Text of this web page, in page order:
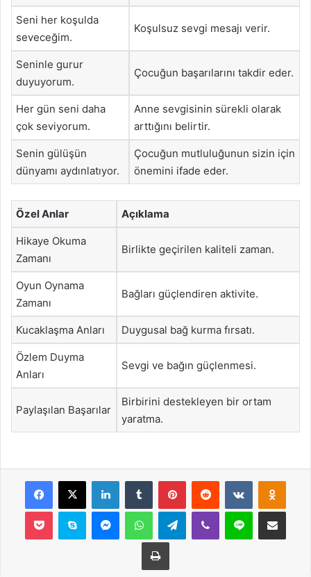
Seni her koşulda
seveceğim.
Koşulsuz sevgi mesajı verir.
Seninle gurur
duyuyorum.
Çocuğun başarılarını takdir eder.
Her gün seni daha
çok seviyorum.
Anne sevgisinin sürekli olarak
arttığını belirtir.
Senin gülüşün
dünyamı aydınlatıyor.
Çocuğun mutluluğunun sizin için
önemini ifade eder.
Özel Anlar Açıklama
Hikaye Okuma
Zamanı
Birlikte geçirilen kaliteli zaman.
Oyun Oynama
Zamanı
Bağları güçlendiren aktivite.
Kucaklaşma Anları Duygusal bağ kurma fırsatı.
Özlem Duyma
Anları
Sevgi ve bağın güçlenmesi.
Paylaşılan Başarılar
Birbirini destekleyen bir ortam
yaratma.
Facebook
X LinkedInTumblr PinterestReddit VKontakte
Pocket Skype MessengerWhatsAppTelegramViber Line E-Posta ile
Yazdır